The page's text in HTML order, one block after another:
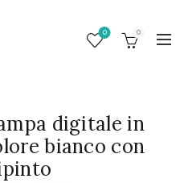
0 0
digitale in
bianco con